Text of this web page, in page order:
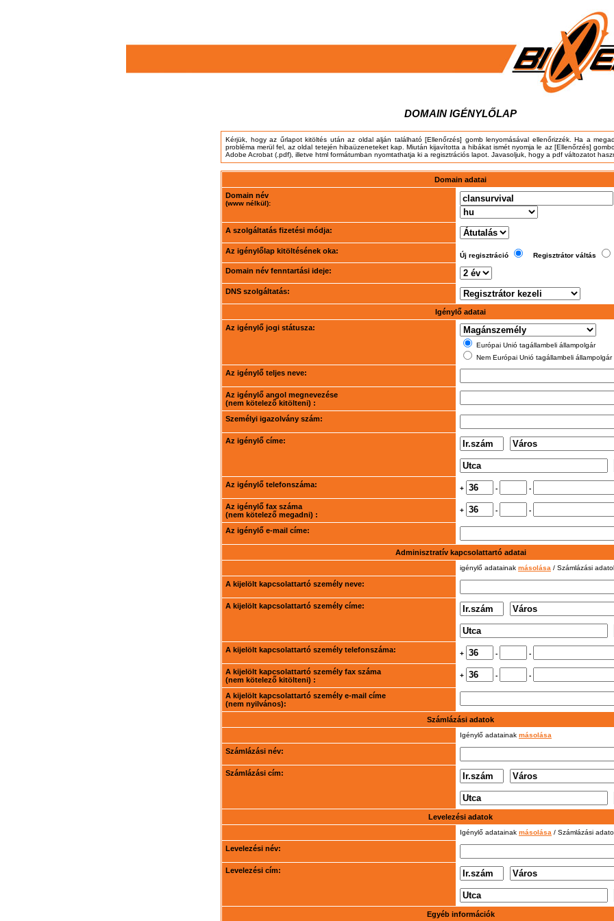
DOMAIN IGÉNYLŐLAP
Kérjük, hogy az űrlapot kitöltés után az oldal alján található [Ellenőrzés] gomb lenyomásával ellenőrizzék. Ha a
probléma merül fel, az oldal tetején hibaüzeneteket kap. Miután kijavította a hibákat ismét nyomja le az [Ellenőrzés]
Adobe Acrobat (.pdf), illetve html formátumban nyomtathatja ki a regisztrációs lapot. Javasoljuk, hogy a pdf változatot
Domain adatai
Domain név
(www nélkül):
A szolgáltatás fizetési módja:
Az igénylőlap kitöltésének oka:
Új regisztráció Regisztrátor váltás
Domain név fenntartási ideje:
DNS szolgáltatás:
Igénylő adatai
Az igénylő jogi státusza:
Európai Unió tagállambeli állampolgár
Nem Európai Unió tagállambeli állampolgár
Az igénylő teljes neve:
Az igénylő angol megnevezése
(nem kötelező kitölteni) :
Személyi igazolvány szám:
Az igénylő címe:
Az igénylő telefonszáma: + - -
Az igénylő fax száma
(nem kötelező megadni) :
+ - -
Az igénylő e-mail címe:
Adminisztratív kapcsolattartó adatai
igénylő adatainak másolása / Számlázási
A kijelölt kapcsolattartó személy neve:
A kijelölt kapcsolattartó személy címe:
A kijelölt kapcsolattartó személy telefonszáma: + - -
A kijelölt kapcsolattartó személy fax száma
(nem kötelező kitölteni) :
+ - -
A kijelölt kapcsolattartó személy e-mail címe
(nem nyilvános):
Számlázási adatok
Igénylő adatainak másolása
Számlázási név:
Számlázási cím:
Levelezési adatok
Igénylő adatainak másolása / Számlázási
Levelezési név:
Levelezési cím:
Egyéb információk